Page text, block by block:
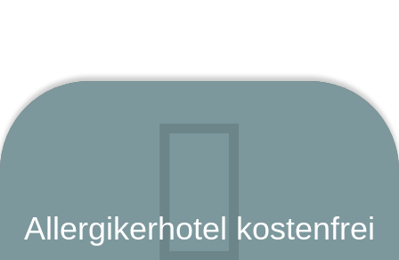
Allergikerhotel kostenfrei